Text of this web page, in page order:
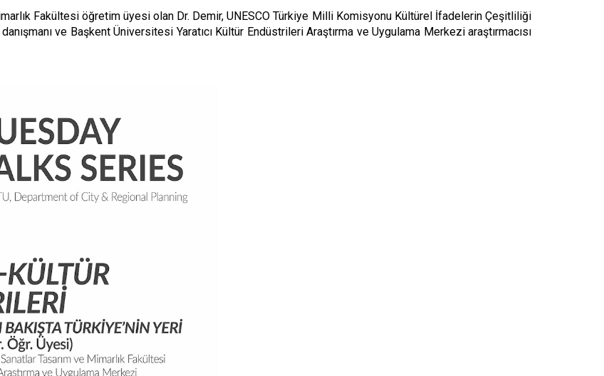
Fakültesi öğretim üyesi olan Dr. Demir, UNESCO Türkiye Milli Komisyonu Kültürel İfadelerin Çeşitliliği
ve Başkent Üniversitesi Yaratıcı Kültür Endüstrileri Araştırma ve Uygulama Merkezi araştırmacısı